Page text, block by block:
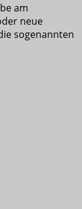
am
neue
sogenannten